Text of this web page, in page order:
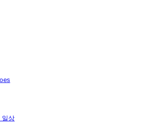
일상